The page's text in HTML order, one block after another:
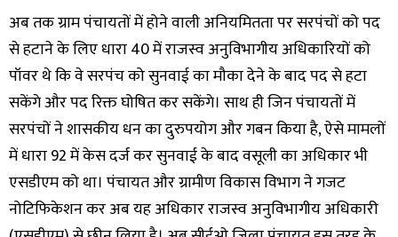
अब तक ग्राम पंचायतों में होने वाली अनियमितता पर सरपंचों को पद
से हटाने के लिए धारा 40 में राजस्व अनुविभागीय अधिकारियों को
पॉवर थे कि वे सरपंच को सुनवाई का मौका देने के बाद पद से हटा
सकेंगे और पद रिक्त घोषित कर सकेंगे। साथ ही जिन पंचायतों में
सरपंचों ने शासकीय धन का दुरुपयोग और गबन किया है, ऐसे मामलों
में धारा 92 में केस दर्ज कर सुनवाई के बाद वसूली का अधिकार भी
एसडीएम को था। पंचायत और ग्रामीण विकास विभाग ने गजट
नोटिफिकेशन कर अब यह अधिकार राजस्व अनुविभागीय अधिकारी